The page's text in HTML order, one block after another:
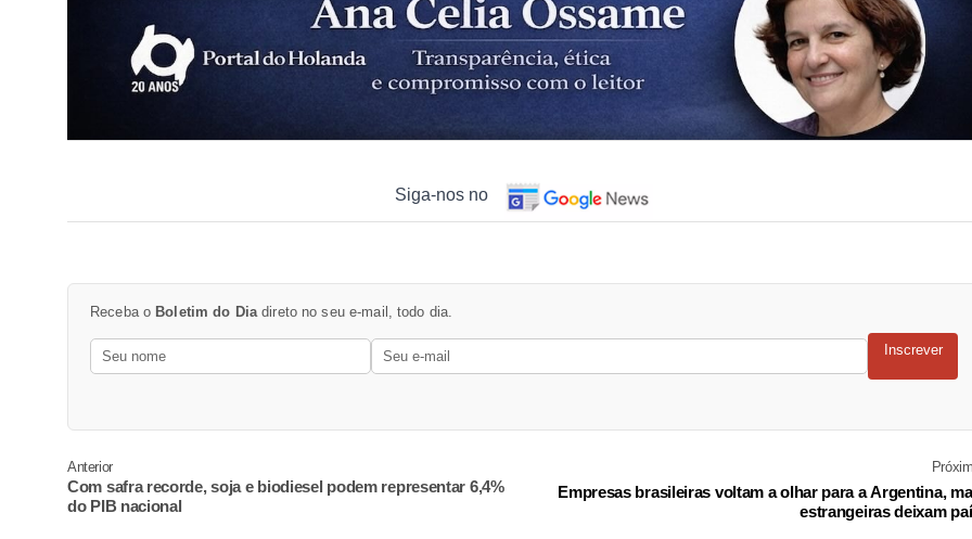
Siga-nos no
Receba o Boletim do Diadireto no seu e-mail, todo dia.
Inscrever
Anterior
Com safra recorde, soja e biodiesel podem representar 6,4%
do PIB nacional
Empresas brasileiras voltam a olhar para a Argentina,
estrangeiras deixam